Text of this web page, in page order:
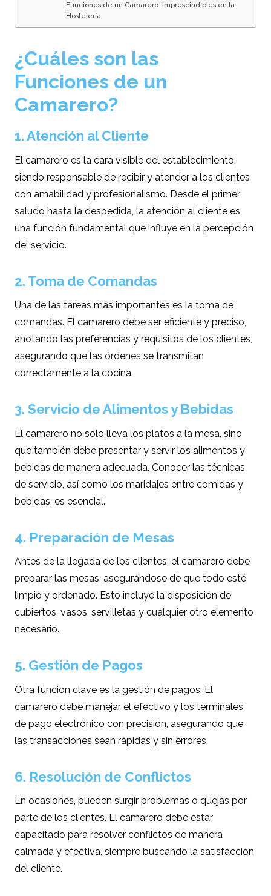
Funciones de un Camarero: Imprescindibles en la
Hostelería
¿Cuáles son las
Funciones de un
Camarero?
1. Atención al Cliente
El camarero es la cara visible del establecimiento,
siendo responsable de recibir y atender a los clientes
con amabilidad y profesionalismo. Desde el primer
saludo hasta la despedida, la atención al cliente es
una función fundamental que influye en la percepción
del servicio.
2. Toma de Comandas
Una de las tareas más importantes es la toma de
comandas. El camarero debe ser eficiente y preciso,
anotando las preferencias y requisitos de los clientes,
asegurando que las órdenes se transmitan
correctamente a la cocina.
3. Servicio de Alimentos y Bebidas
El camarero no solo lleva los platos a la mesa, sino
que también debe presentar y servir los alimentos y
bebidas de manera adecuada. Conocer las técnicas
de servicio, así como los maridajes entre comidas y
bebidas, es esencial.
4. Preparación de Mesas
Antes de la llegada de los clientes, el camarero debe
preparar las mesas, asegurándose de que todo esté
limpio y ordenado. Esto incluye la disposición de
cubiertos, vasos, servilletas y cualquier otro elemento
necesario.
5. Gestión de Pagos
Otra función clave es la gestión de pagos. El
camarero debe manejar el efectivo y los terminales
de pago electrónico con precisión, asegurando que
las transacciones sean rápidas y sin errores.
6. Resolución de Conflictos
En ocasiones, pueden surgir problemas o quejas por
parte de los clientes. El camarero debe estar
capacitado para resolver conflictos de manera
calmada y efectiva, siempre buscando la satisfacción
del cliente.